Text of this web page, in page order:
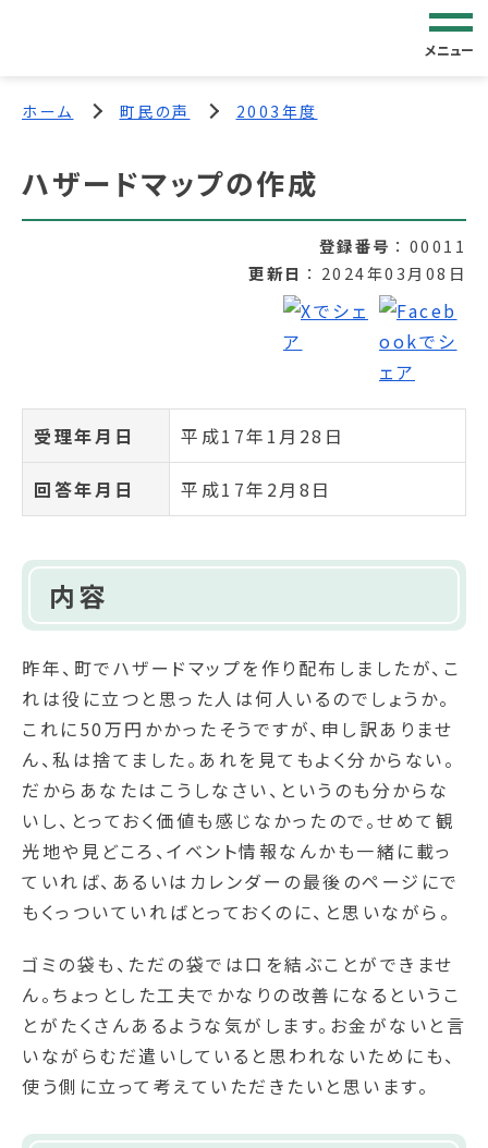
メニュー
ホーム 町民の声 2003年度
ハザードマップの作成
登録番号
00011
更新日
2024年03月08日
受理年月日 平成17年1月28日
回答年月日 平成17年2月8日
内容
昨年、町でハザードマップを作り配布しましたが、こ
れは役に立つと思った人は何人いるのでしょうか。
これに50万円かかったそうですが、申し訳ありませ
ん、私は捨てました。あれを見てもよく分からない。
だからあなたはこうしなさい、というのも分からな
いし、とっておく価値も感じなかったので。せめて観
光地や見どころ、イベント情報なんかも一緒に載っ
ていれば、あるいはカレンダーの最後のページにで
もくっついていればとっておくのに、と思いながら。
ゴミの袋も、ただの袋では口を結ぶことができませ
ん。ちょっとした工夫でかなりの改善になるというこ
とがたくさんあるような気がします。お金がないと言
いながらむだ遣いしていると思われないためにも、
使う側に立って考えていただきたいと思います。